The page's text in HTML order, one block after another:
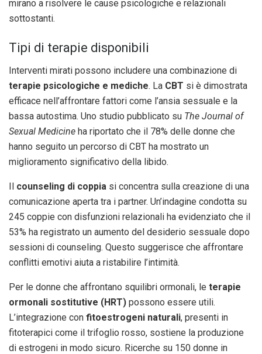
mirano a risolvere le cause psicologiche e relazionali
sottostanti.
Tipi di terapie disponibili
Interventi mirati possono includere una combinazione di
terapie psicologiche e mediche. La CBT si è dimostrata
efficace nell’affrontare fattori come l’ansia sessuale e la
bassa autostima. Uno studio pubblicato su The Journal of
Sexual Medicine ha riportato che il 78% delle donne che
hanno seguito un percorso di CBT ha mostrato un
miglioramento significativo della libido.
Il counseling di coppia si concentra sulla creazione di una
comunicazione aperta tra i partner. Un’indagine condotta su
245 coppie con disfunzioni relazionali ha evidenziato che il
53% ha registrato un aumento del desiderio sessuale dopo
sessioni di counseling. Questo suggerisce che affrontare
conflitti emotivi aiuta a ristabilire l’intimità.
Per le donne che affrontano squilibri ormonali, le terapie
ormonali sostitutive (HRT) possono essere utili.
L’integrazione con fitoestrogeni naturali, presenti in
fitoterapici come il trifoglio rosso, sostiene la produzione
di estrogeni in modo sicuro. Ricerche su 150 donne in